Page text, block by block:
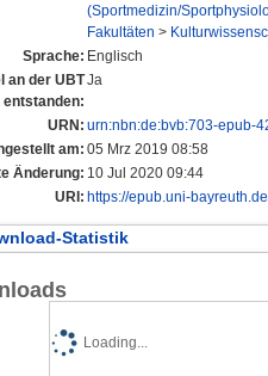
(Sportmedizin/
Fakultäten >
Sprache: Englisch
an der UBT
entstanden:
Ja
URN: urn:nbn:de:bvb:703-epub-
am: 05 Mrz 2019 08:58
Änderung: 10 Jul 2020 09:44
URI: https://epub.uni-
Statistik
Loading...